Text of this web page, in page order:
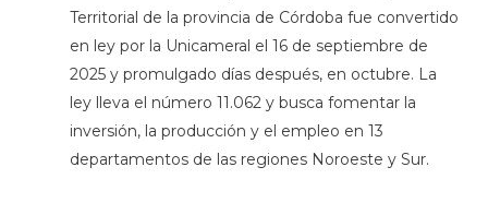
Territorial de la provincia de Córdoba fue convertido
en ley por la Unicameral el 16 de septiembre de
2025 y promulgado días después, en octubre. La
ley lleva el número 11.062 y busca fomentar la
inversión, la producción y el empleo en 13
departamentos de las regiones Noroeste y Sur.